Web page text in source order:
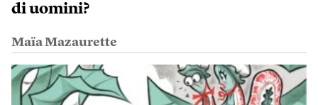
di uomini?
Maïa Mazaurette